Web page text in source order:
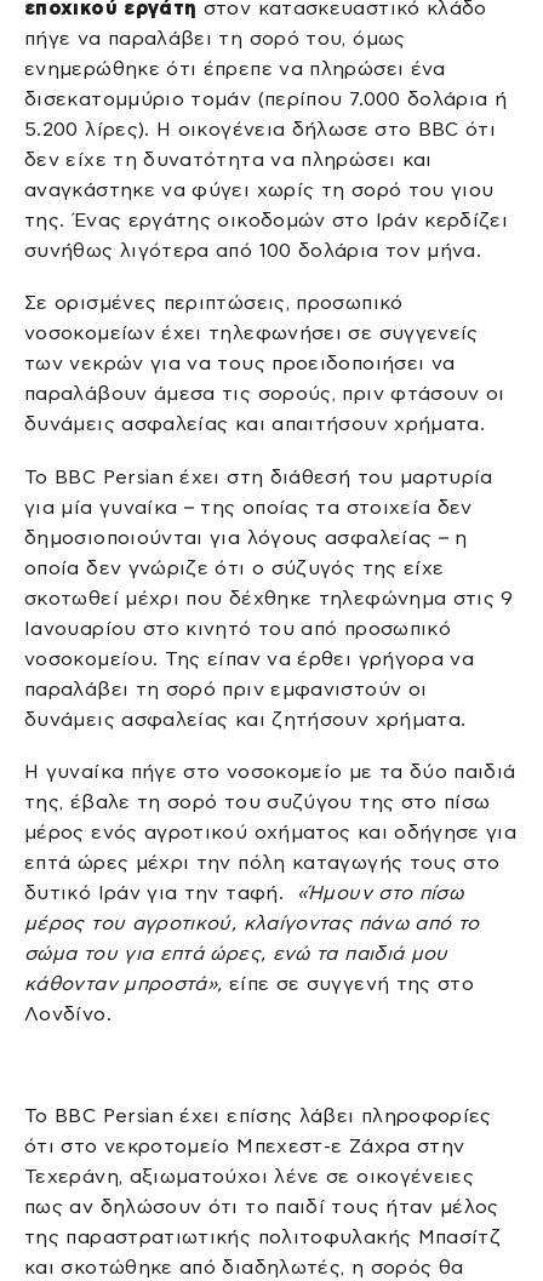
εποχικού εργάτη στον κατασκευαστικό κλάδο
πήγε να παραλάβει τη σορό του, όμως
ενημερώθηκε ότι έπρεπε να πληρώσει ένα
δισεκατομμύριο τομάν (περίπου 7.000 δολάρια ή
5.200 λίρες). Η οικογένεια δήλωσε στο BBC ότι
δεν είχε τη δυνατότητα να πληρώσει και
αναγκάστηκε να φύγει χωρίς τη σορό του γιου
της. Ένας εργάτης οικοδομών στο Ιράν κερδίζει
συνήθως λιγότερα από 100 δολάρια τον μήνα.
Σε ορισμένες περιπτώσεις, προσωπικό
νοσοκομείων έχει τηλεφωνήσει σε συγγενείς
των νεκρών για να τους προειδοποιήσει να
παραλάβουν άμεσα τις σορούς, πριν φτάσουν οι
δυνάμεις ασφαλείας και απαιτήσουν χρήματα.
Το BBC Persian έχει στη διάθεσή του μαρτυρία
για μία γυναίκα – της οποίας τα στοιχεία δεν
δημοσιοποιούνται για λόγους ασφαλείας – η
οποία δεν γνώριζε ότι ο σύζυγός της είχε
σκοτωθεί μέχρι που δέχθηκε τηλεφώνημα στις 9
Ιανουαρίου στο κινητό του από προσωπικό
νοσοκομείου. Της είπαν να έρθει γρήγορα να
παραλάβει τη σορό πριν εμφανιστούν οι
δυνάμεις ασφαλείας και ζητήσουν χρήματα.
Η γυναίκα πήγε στο νοσοκομείο με τα δύο παιδιά
της, έβαλε τη σορό του συζύγου της στο πίσω
μέρος ενός αγροτικού οχήματος και οδήγησε για
επτά ώρες μέχρι την πόλη καταγωγής τους στο
δυτικό Ιράν για την ταφή.
«Ήμουν στο πίσω
μέρος του αγροτικού, κλαίγοντας πάνω από το
σώμα του για επτά ώρες, ενώ τα παιδιά μου
κάθονταν μπροστά», είπε σε συγγενή της στο
Λονδίνο.
Το BBC Persian έχει επίσης λάβει πληροφορίες
ότι στο νεκροτομείο Μπεχεστ-ε Ζάχρα στην
Τεχεράνη, αξιωματούχοι λένε σε οικογένειες
πως αν δηλώσουν ότι το παιδί τους ήταν μέλος
της παραστρατιωτικής πολιτοφυλακής Μπασίτζ
και σκοτώθηκε από διαδηλωτές, η σορός θα